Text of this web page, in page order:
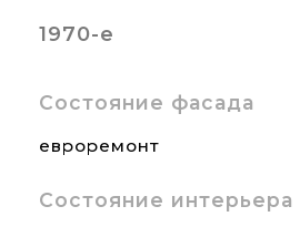
1970-е
Состояние фасада
евроремонт
Состояние интерьера